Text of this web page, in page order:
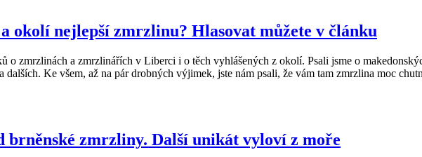
nejlepší zmrzlinu? Hlasovat můžete v článku
o zmrzlinách a zmrzlinářích v Liberci i o těch vyhlášených z okolí. Psali jsme o
Ke všem, až na pár drobných výjimek, jste nám psali, že vám tam zmrzlina moc
brněnské zmrzliny. Další unikát vyloví z moře